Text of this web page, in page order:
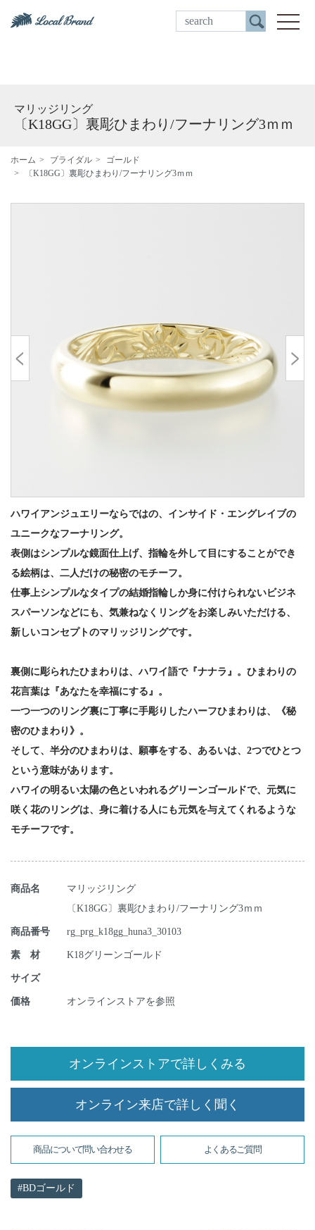
ご来店予約
マリッジリング
〔K18GG〕裏彫ひまわり/フーナリング3ｍｍ
ホーム ブライダル
ゴールド
〔K18GG〕裏彫ひまわり/フーナリング3ｍｍ
ハワイアンジュエリーならではの、インサイド・エングレイブの
ユニークなフーナリング。
表側はシンプルな鏡面仕上げ、指輪を外して目にすることができ
る絵柄は、二人だけの秘密のモチーフ。
仕事上シンプルなタイプの結婚指輪しか身に付けられないビジネ
スパーソンなどにも、気兼ねなくリングをお楽しみいただける、
新しいコンセプトのマリッジリングです。
裏側に彫られたひまわりは、ハワイ語で『ナナラ』。ひまわりの
花言葉は『あなたを幸福にする』。
一つ一つのリング裏に丁寧に手彫りしたハーフひまわりは、《秘
密のひまわり》。
そして、半分のひまわりは、願事をする、あるいは、2つでひとつ
という意味があります。
ハワイの明るい太陽の色といわれるグリーンゴールドで、元気に
咲く花のリングは、身に着ける人にも元気を与えてくれるような
モチーフです。
商品名
マリッジリング
〔K18GG〕裏彫ひまわり/フーナリング3ｍｍ
商品番号 rg_prg_k18gg_huna3_30103
素 材 K18グリーンゴールド
サイズ
価格 オンラインストアを参照
オンラインストアで詳しくみる
オンライン来店で詳しく聞く
商品について問い合わせる よくあるご質問
BDゴールド